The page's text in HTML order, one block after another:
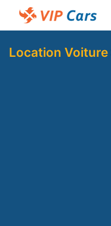
Location Voiture